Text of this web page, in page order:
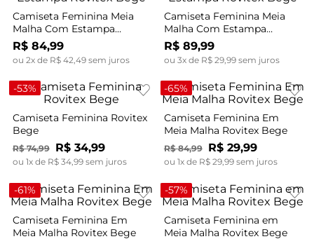
Camiseta Feminina Meia
Malha Com Estampa
Rovitex Bege
R$ 84,99
ou 2x de R$ 42 49sem juros
Camiseta Feminina Meia
Malha Com Estampa
Rovitex Bege
R$ 89,99
ou 3x de R$ 29, 99sem juros
-53%
Camiseta Feminina Rovitex
Bege
R$ 74,99 R$ 34,99
ou 1x de R$ 34,99sem juros
-65%
Camiseta Feminina Em
Meia Malha Rovitex Bege
R$ 84,99 R$ 29,99
ou 1x de R$ 29,99sem juros
-61%
Camiseta Feminina Em
Meia Malha Rovitex Bege
-57%
Camiseta Feminina em
Meia Malha Rovitex Bege
6º conjunto feminino